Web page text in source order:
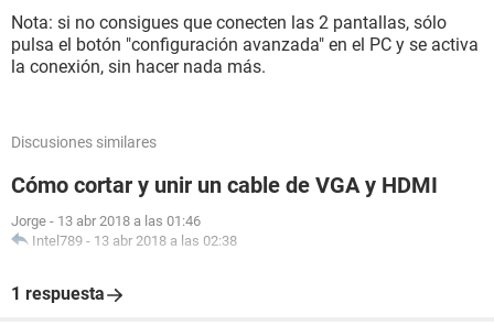
Nota: si no consigues que conecten las 2 pantallas, sólo
pulsa el botón "configuración avanzada" en el PC y se activa
la conexión, sin hacer nada más.
Discusiones similares
Cómo cortar y unir un cable de VGA y HDMI
Jorge - 13 abr 2018 a las 01:46
Intel789 - 13 abr 2018 a las 02:38
1 respuesta